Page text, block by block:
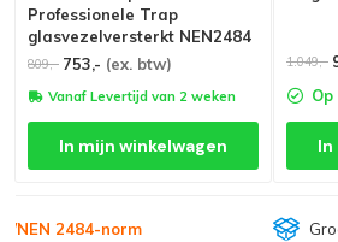
Professionele Trap
glasvezelversterkt NEN2484
809,- 753,- (ex. btw)
Vanaf Levertijd van 2 weken
In mijn winkelwagen
1.049,-
In
Grootste assortiment